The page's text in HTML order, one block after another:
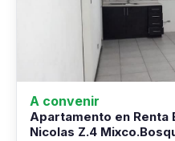
A convenir
Apartamento en Renta
Nicolas Z.4